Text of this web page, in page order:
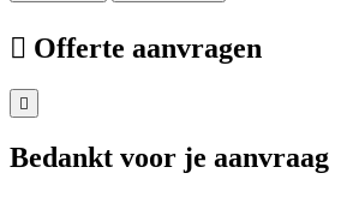
Offerte aanvragen
Bedankt voor je aanvraag